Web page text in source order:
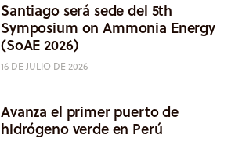
Santiago será sede del 5th
Symposium on Ammonia Energy
(SoAE 2026)
16 DE JULIO DE 2026
Avanza el primer puerto de
hidrógeno verde en Perú